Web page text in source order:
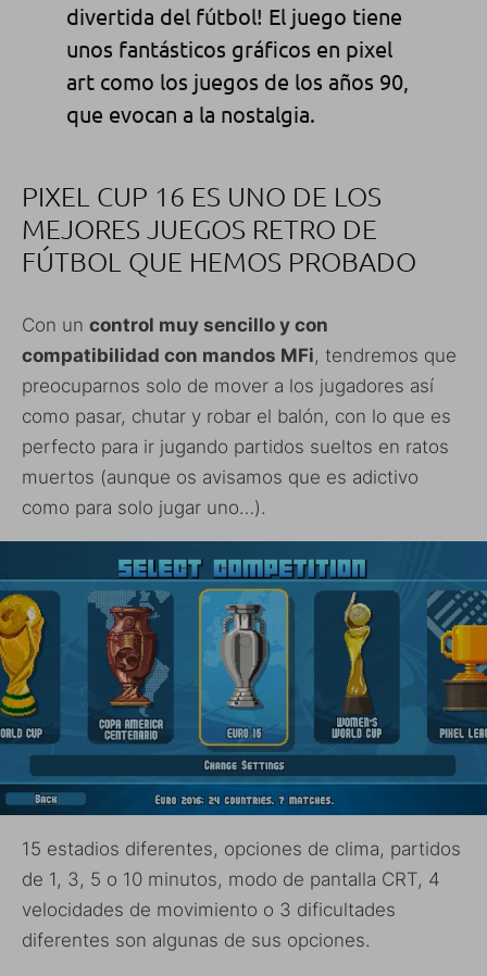
divertida del fútbol! El juego tiene
unos fantásticos gráficos en pixel
art como los juegos de los años 90,
que evocan a la nostalgia.
PIXEL CUP 16 ES UNO DE LOS
MEJORES JUEGOS RETRO DE
FÚTBOL QUE HEMOS PROBADO
Con un control muy sencillo y con
compatibilidad con mandos MFi, tendremos que
preocuparnos solo de mover a los jugadores así
como pasar, chutar y robar el balón, con lo que es
perfecto para ir jugando partidos sueltos en ratos
muertos (aunque os avisamos que es adictivo
como para solo jugar uno…).
15 estadios diferentes, opciones de clima, partidos
de 1, 3, 5 o 10 minutos, modo de pantalla CRT, 4
velocidades de movimiento o 3 dificultades
diferentes son algunas de sus opciones.